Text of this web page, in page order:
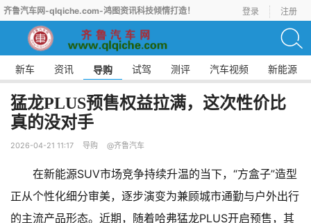
齐鲁汽车网-qlqiche.com-鸿图资讯科技倾情打造！ 登录 注册
新车 资讯 导购 试驾 测评 汽车视频 新能源
猛龙PLUS预售权益拉满，这次性价比
真的没对手
2026-04-21 11:17 导购 @齐鲁汽车
在新能源SUV市场竞争持续升温的当下，“方盒子”造型
正从个性化细分审美，逐步演变为兼顾城市通勤与户外出行
的主流产品形态。近期，随着哈弗猛龙PLUS开启预售，其